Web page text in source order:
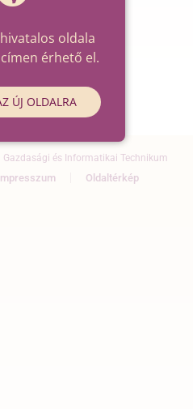
és Informatikai Technikum
Oldaltérkép
oldala
címen érhető el.
ÚJ OLDALRA